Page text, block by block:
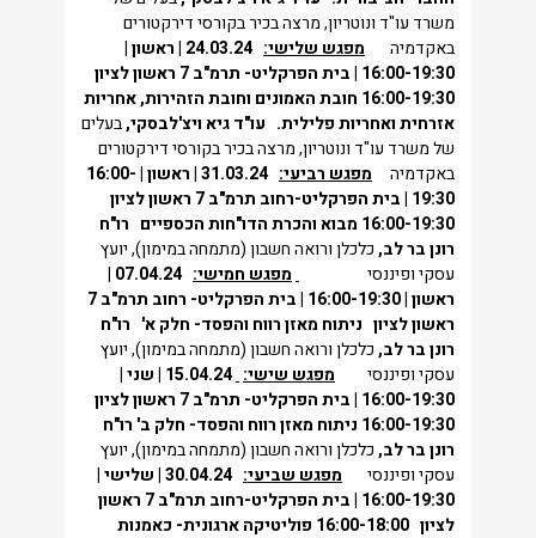
משרד עו"ד ונוטריון, מרצה בכיר בקורסי דירקטורים
באקדמיה
מפגש שלישי:
24.03.24 | ראשון |
16:00-19:30 | בית הפרקליט- תרמ"ב 7 ראשון לציון
16:00-19:30 חובת האמונים וחובת הזהירות, אחריות
אזרחית ואחריות פלילית. עו"ד גיא ויצ'לבסקי,בעלים
של משרד עו"ד ונוטריון, מרצה בכיר בקורסי דירקטורים
באקדמיה
מפגש רביעי:
31.03.24 | ראשון | 16:00-
19:30 | בית הפרקליט-רחוב תרמ"ב 7 ראשון לציון
16:00-19:30 מבוא והכרת הדו"חות הכספיים רו"ח
רונן בר לב,כלכלן ורואה חשבון (מתמחה במימון), יועץ
עסקי ופיננסי
מפגש חמישי:
07.04.24 |
ראשון | 16:00-19:30 | בית הפרקליט- רחוב תרמ"ב 7
ראשון לציון ניתוח מאזן רווח והפסד- חלק א' רו"ח
רונן בר לב,כלכלן ורואה חשבון (מתמחה במימון), יועץ
עסקי ופיננסי
מפגש שישי:
15.04.24 | שני |
16:00-19:30 | בית הפרקליט- תרמ"ב 7 ראשון לציון
16:00-19:30 ניתוח מאזן רווח והפסד- חלק ב' רו"ח
רונן בר לב,כלכלן ורואה חשבון (מתמחה במימון), יועץ
עסקי ופיננסי
מפגש שביעי:
30.04.24 | שלישי |
16:00-19:30 | בית הפרקליט-רחוב תרמ"ב 7 ראשון
לציון 16:00-18:00 פוליטיקה ארגונית- כאמנות